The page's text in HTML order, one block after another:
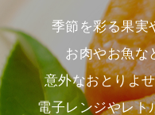
季節を彩る果実
お肉やお魚な
意外なおとりよ
電子レンジやレト